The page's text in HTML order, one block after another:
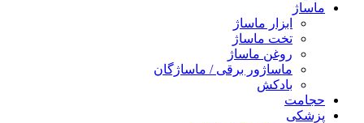
ماساژ
ابزار ماساژ
تخت ماساژ
روغن ماساژ
ماساژور برقی / ماساژگان
بادکش
حجامت
پزشکی